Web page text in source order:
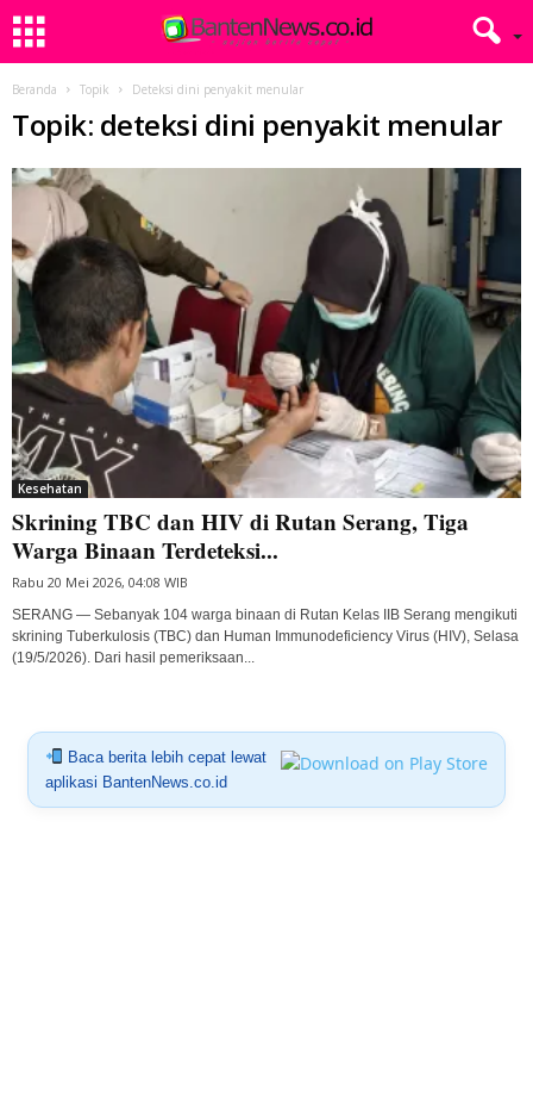
Beranda Topik Deteksi dini penyakit menular
Topik: deteksi dini penyakit menular
Kesehatan
Skrining TBC dan HIV di Rutan Serang, Tiga
Warga Binaan Terdeteksi...
Rabu 20 Mei 2026, 04:08 WIB
SERANG — Sebanyak 104 warga binaan di Rutan Kelas IIB Serang mengikuti
skrining Tuberkulosis (TBC) dan Human Immunodeficiency Virus (HIV), Selasa
(19/5/2026). Dari hasil pemeriksaan...
Baca berita lebih cepat lewat
aplikasi BantenNews.co.id